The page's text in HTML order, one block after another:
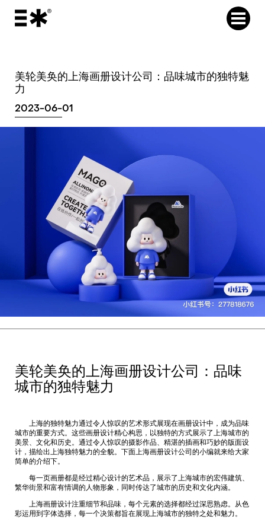
美轮美奂的上海画册设计公司：品味城市的独特魅
力
2023-06-01
美轮美奂的上海画册设计公司：品味
城市的独特魅力
上海的独特魅力通过令人惊叹的艺术形式展现在画册设计中，成为品味
城市的重要方式。这些画册设计精心构思，以独特的方式展示了上海城市的
美景、文化和历史。通过令人惊叹的摄影作品、精湛的插画和巧妙的版面设
计，描绘出上海独特魅力的全貌。下面上海画册设计公司 的小编就来给大家
简单的介绍下。
每一页画册都是经过精心设计的艺术品，展示了上海城市的宏伟建筑、
繁华街景和富有情调的人物形象，同时传达了城市的历史和文化内涵。
上海画册设计注重细节和品味，每个元素的选择都经过深思熟虑。从色
彩运用到字体选择，每一个决策都旨在展现上海城市的独特之处和魅力。